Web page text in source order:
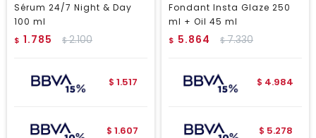
Sérum 24/7 Night & Day
100 ml
$ 1.785 $2.100
$ 1.517
$ 1.607
Fondant Insta Glaze 250
ml + Oil 45 ml
$ 5.864 $7.330
$ 4.984
$ 5.278